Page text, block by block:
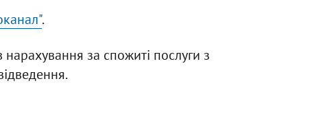
.
за спожиті послуги з